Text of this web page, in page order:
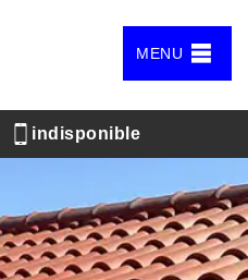
MENU
indisponible